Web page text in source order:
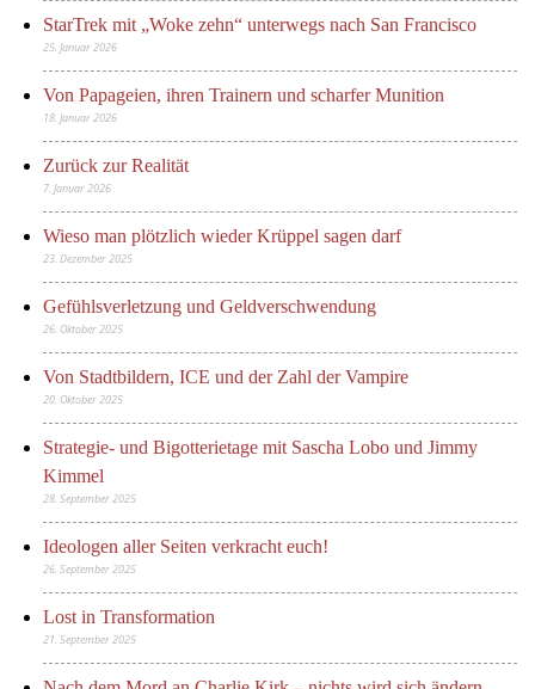
StarTrek mit „Woke zehn“ unterwegs nach San Francisco
25. Januar 2026
Von Papageien, ihren Trainern und scharfer Munition
18. Januar 2026
Zurück zur Realität
7. Januar 2026
Wieso man plötzlich wieder Krüppel sagen darf
23. Dezember 2025
Gefühlsverletzung und Geldverschwendung
26. Oktober 2025
Von Stadtbildern, ICE und der Zahl der Vampire
20. Oktober 2025
Strategie- und Bigotterietage mit Sascha Lobo und Jimmy
Kimmel
28. September 2025
Ideologen aller Seiten verkracht euch!
26. September 2025
Lost in Transformation
21. September 2025